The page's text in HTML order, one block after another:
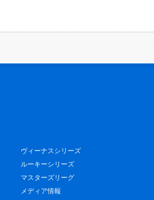
ヴィーナスシリーズ
ルーキーシリーズ
マスターズリーグ
メディア情報